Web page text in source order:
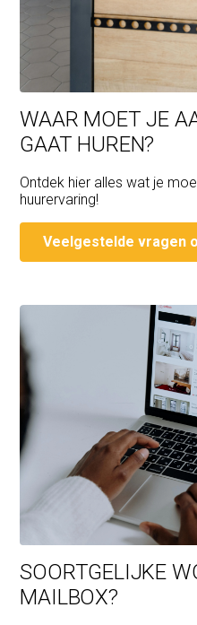
WAAR MOET JE
GAAT HUREN?
Ontdek hier alles wat je
huurervaring!
Veelgestelde vragen
SOORTGELIJKE
MAILBOX?